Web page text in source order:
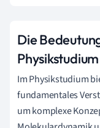
Die
Physikstudium
Im Physikstudium
fundamentales
um komplexe